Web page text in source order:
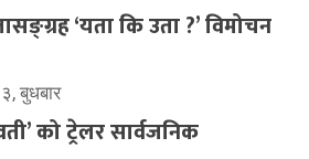
‘यता कि उता ?’ विमोचन
बुधबार
को ट्रेलर सार्वजनिक